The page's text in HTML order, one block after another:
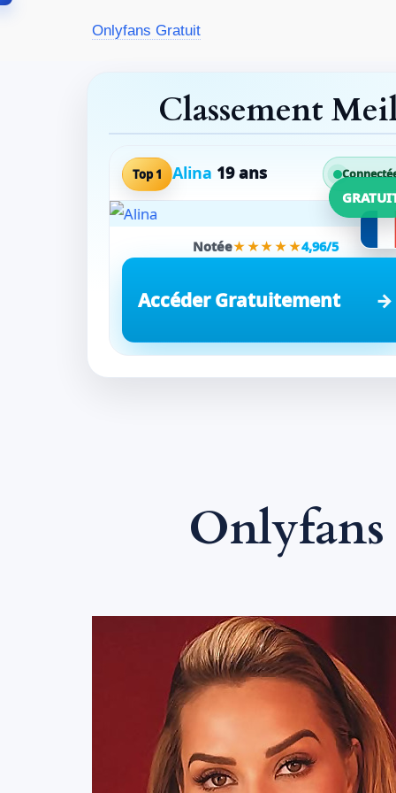
Onlyfans Gratuit
Classement
Top 1 Alina 19 ans
Notée★★★★★4,96/5
Accéder Gratuitement
Onlyfans